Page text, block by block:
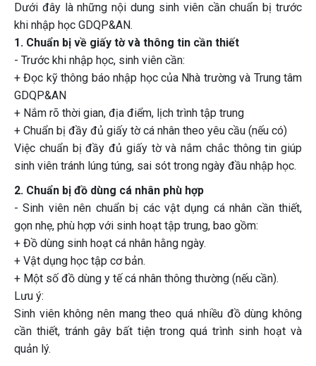
Dưới đây là những nội dung sinh viên cần chuẩn bị trước
khi nhập học GDQP&AN.
1. Chuẩn bị về giấy tờ và thông tin cần thiết
- Trước khi nhập học, sinh viên cần:
+ Đọc kỹ thông báo nhập học của Nhà trường và Trung tâm
GDQP&AN
+ Nắm rõ thời gian, địa điểm, lịch trình tập trung
+ Chuẩn bị đầy đủ giấy tờ cá nhân theo yêu cầu (nếu có)
Việc chuẩn bị đầy đủ giấy tờ và nắm chắc thông tin giúp
sinh viên tránh lúng túng, sai sót trong ngày đầu nhập học.
2. Chuẩn bị đồ dùng cá nhân phù hợp
- Sinh viên nên chuẩn bị các vật dụng cá nhân cần thiết,
gọn nhẹ, phù hợp với sinh hoạt tập trung, bao gồm:
+ Đồ dùng sinh hoạt cá nhân hằng ngày.
+ Vật dụng học tập cơ bản.
+ Một số đồ dùng y tế cá nhân thông thường (nếu cần).
Lưu ý:
Sinh viên không nên mang theo quá nhiều đồ dùng không
cần thiết, tránh gây bất tiện trong quá trình sinh hoạt và
quản lý.